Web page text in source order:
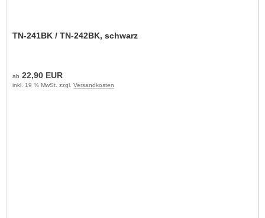
TN-241BK / TN-242BK, schwarz
ab 22,90 EUR
inkl. 19 % MwSt. zzgl. Versandkosten